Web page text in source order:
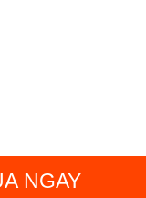
NGAY